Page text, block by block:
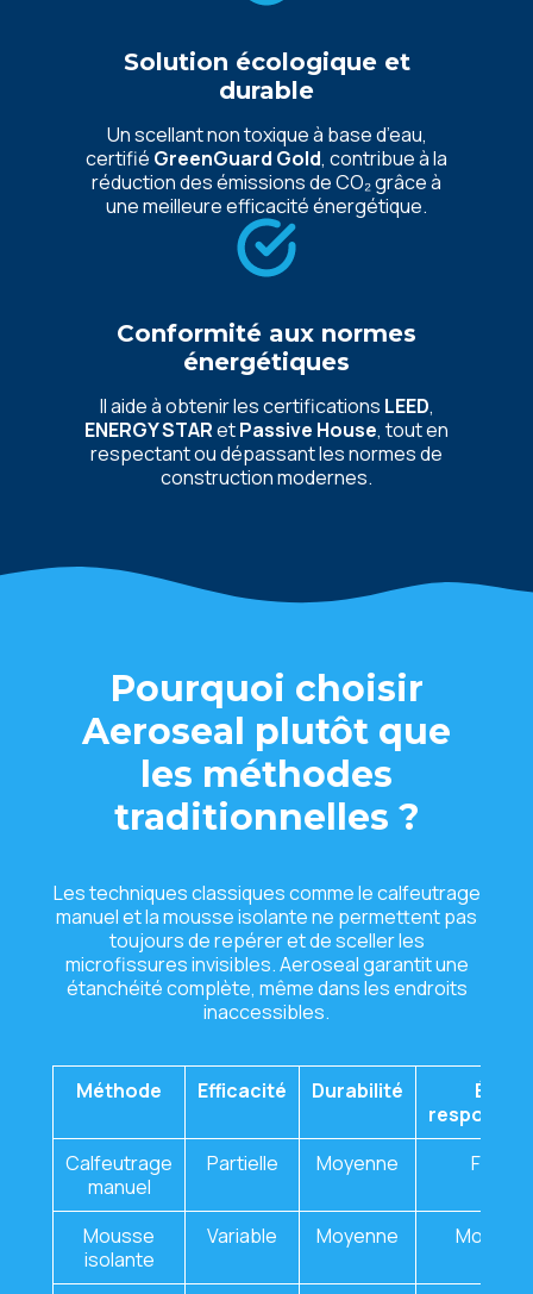
Solution écologique et
durable
Un scellant non toxique à base d’eau,
certifié GreenGuard Gold, contribue à la
réduction des émissions de CO₂ grâce à
une meilleure efficacité énergétique.
Conformité aux normes
énergétiques
Il aide à obtenir les certifications LEED,
ENERGY STARetPassive House, tout en
respectant ou dépassant les normes de
construction modernes.
Pourquoi choisir
Aeroseal plutôt que
les méthodes
traditionnelles ?
Les techniques classiques comme le calfeutrage
manuel et la mousse isolante ne permettent pas
toujours de repérer et de sceller les
microfissures invisibles. Aeroseal garantit une
étanchéité complète, même dans les endroits
inaccessibles.
Méthode Efficacité Durabilité
Éco-
Calfeutrage
manuel
Partielle Moyenne Faible
Mousse
isolante
Variable Moyenne